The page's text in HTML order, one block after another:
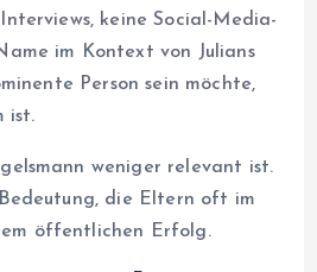
keine Social-Media-
im Kontext von Julians
Person sein möchte,
ist.
weniger relevant ist.
die Eltern oft im
öffentlichen Erfolg.